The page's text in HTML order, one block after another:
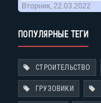
ПОПУЛЯРНЫЕ ТЕГИ
СТРОИТЕЛЬСТВО
ГРУЗОВИКИ